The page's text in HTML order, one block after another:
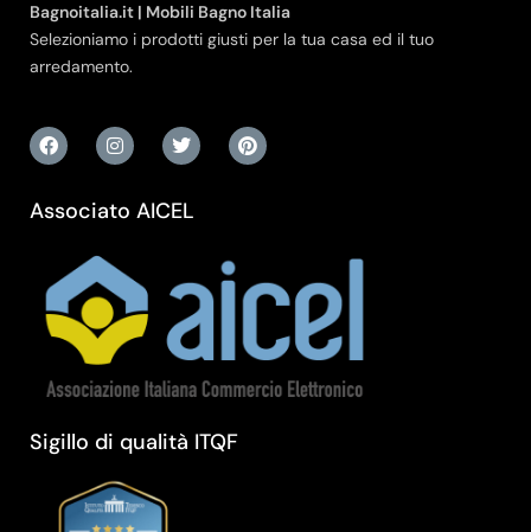
Bagnoitalia.it | Mobili Bagno Italia
Selezioniamo i prodotti giusti per la tua casa ed il tuo
arredamento.
Associato AICEL
Sigillo di qualità ITQF